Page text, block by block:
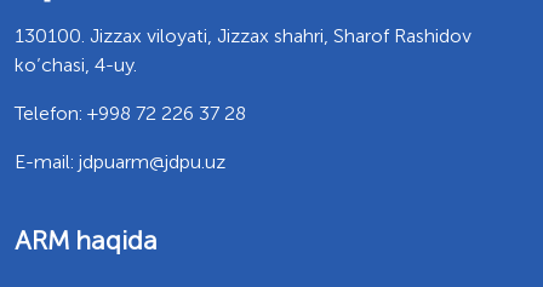
130100. Jizzax viloyati, Jizzax shahri, Sharof Rashidov
ko’chasi, 4-uy.
Telefon: +998 72 226 37 28
E-mail: jdpuarm@jdpu.uz
ARM haqida